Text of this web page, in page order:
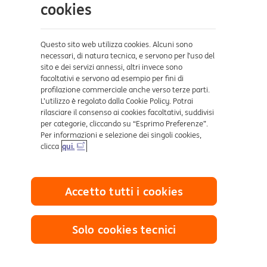
Dove ci trovi
Certificazioni
Collegamenti utili
Mappa del sito
Sezione Privacy
cookies
Questo sito web utilizza cookies. Alcuni sono
necessari, di natura tecnica, e servono per l’uso del
sito e dei servizi annessi, altri invece sono
facoltativi e servono ad esempio per fini di
profilazione commerciale anche verso terze parti.
L’utilizzo è regolato dalla Cookie Policy. Potrai
rilasciare il consenso ai cookies facoltativi, suddivisi
per categorie, cliccando su “Esprimo Preferenze”.
Per informazioni e selezione dei singoli cookies,
clicca qui.
Solo cookies tecnici
Accetto tutti i cookies